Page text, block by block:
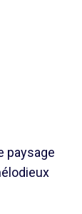
paysage